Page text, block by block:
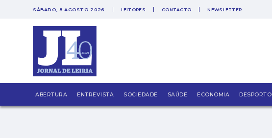
SÁBADO, 8 AGOSTO 2026 LEITORES CONTACTO NEWSLETTER
ABERTURA ENTREVISTA SOCIEDADE SAÚDE ECONOMIA DESPORTO
Haja saúde mental!